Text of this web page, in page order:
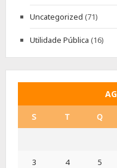
Uncategorized (71)
Utilidade Pública (16)
S T Q
3 4 5